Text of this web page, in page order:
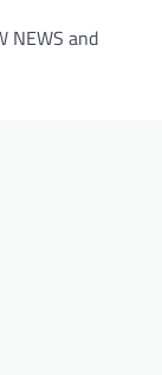
NEWS and